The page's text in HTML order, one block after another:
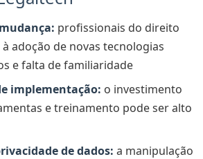
profissionais do direito
adoção de novas tecnologias
e falta de familiaridade
implementação: o investimento
e treinamento pode ser alto
de dados: a manipulação